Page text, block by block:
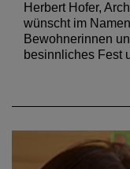
Herbert Hofer,
wünscht im
Bewohnerinnen
besinnliches Fest